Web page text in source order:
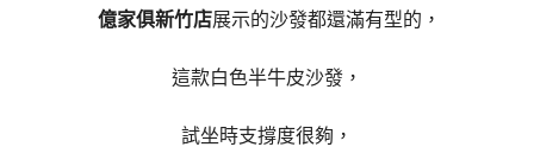
億家俱新竹店展示的沙發都還滿有型的，
這款白色半牛皮沙發，
試坐時支撐度很夠，